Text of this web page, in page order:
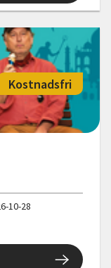
Kostnadsfri
10-28